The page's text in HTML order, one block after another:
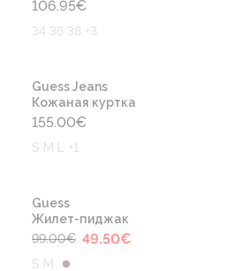
106.95€
34 36 38 +3
Guess Jeans
Кожаная куртка
155.00€
S M L +1
Guess
Жилет-пиджак
99.00€ 49.50€
S M